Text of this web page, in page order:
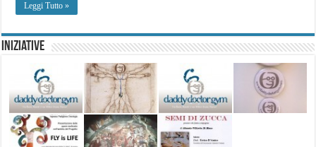
Leggi Tutto »
Iniziative